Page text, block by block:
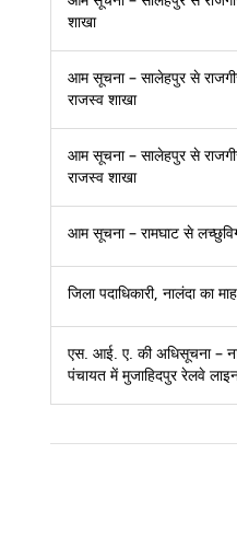
शाखा
आम सूचना – सालेहपुर से
राजस्व शाखा
आम सूचना – सालेहपुर से
राजस्व शाखा
आम सूचना – रामघाट से
जिला पदाधिकारी, नालंदा का
एस. आई. ए. की अधिसूचना –
पंचायत में मुजाहिदपुर रेलवे